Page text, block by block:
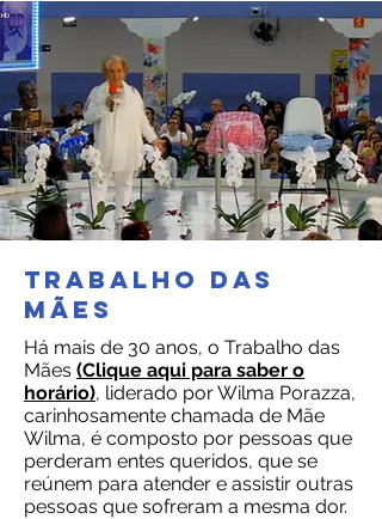
TRABALHO DAS
MÃES
Há mais de 30 anos, o Trabalho das
Mães (Clique aqui para saber o
horário), liderado por Wilma Porazza,
carinhosamente chamada de Mãe
Wilma, é composto por pessoas que
perderam entes queridos, que se
reúnem para atender e assistir outras
pessoas que sofreram a mesma dor.